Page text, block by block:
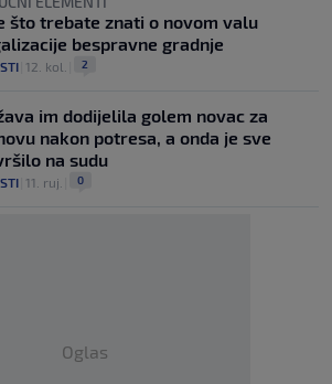
što trebate znati o novom valu
bespravne gradnje
12. kol. 2
im dodijelila golem novac za
nakon potresa, a onda je sve
na sudu
11. ruj. 0
Oglas